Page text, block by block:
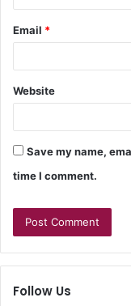
Email *
Website
Save my name,
time I comment.
Follow Us